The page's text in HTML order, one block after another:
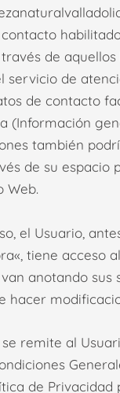
de
servicio de
de contacto
(Información
también
de su espacio
Web.
el Usuario,
«, tiene acceso
anotando sus
hacer
remite al
de